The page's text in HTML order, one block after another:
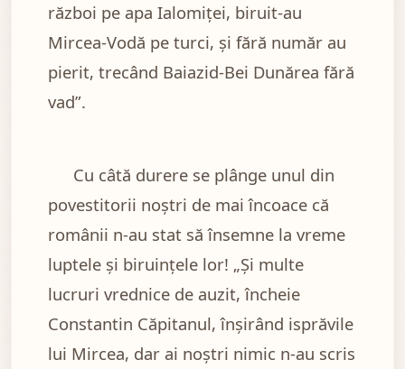
război pe apa Ialomiței, biruit-au
Mircea-Vodă pe turci, și fără număr au
pierit, trecând Baiazid-Bei Dunărea fără
vad”.
Cu câtă durere se plânge unul din
povestitorii noștri de mai încoace că
românii n-au stat să însemne la vreme
luptele și biruințele lor! „Și multe
lucruri vrednice de auzit, încheie
Constantin Căpitanul, înșirând isprăvile
lui Mircea, dar ai noștri nimic n-au scris